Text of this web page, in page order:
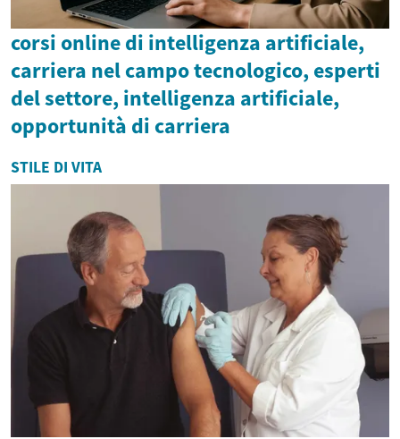
corsi online di intelligenza artificiale,
carriera nel campo tecnologico, esperti
del settore, intelligenza artificiale,
opportunità di carriera
STILE DI VITA